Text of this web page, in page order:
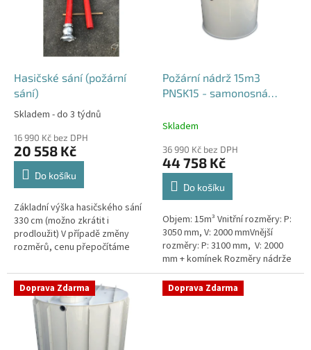
Hasičské sání (požární
sání)
Průměrné
produktu
je
4,2
hvězdiček.
Skladem - do 3 týdnů
16 990 Kč bez DPH
20 558 Kč
Do košíku
Základní výška hasičského sání
330 cm (možno zkrátit i
prodloužit) V případě změny
rozměrů, cenu přepočítáme
Požární nádrž 15m3
PNSK15 - samonosná
Skladem
36 990 Kč bez DPH
44 758 Kč
Do košíku
Objem: 15m³ Vnitřní rozměry: P:
3050 mm, V: 2000 mmVnější
rozměry: P: 3100 mm, V: 2000
mm + komínek Rozměry nádrže
možno jakkoliv upravit -
vyrobíme nádrž na míru!Nádrž...
Doprava Zdarma Doprava Zdarma